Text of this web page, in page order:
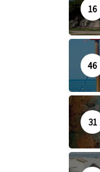
16
46
31